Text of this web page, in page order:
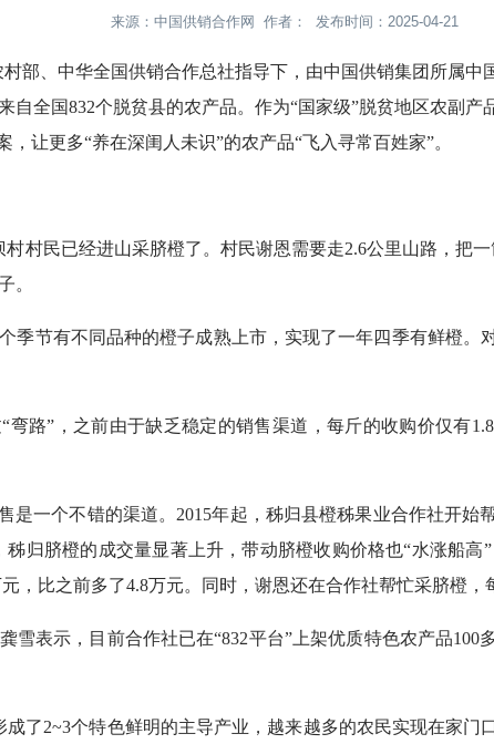
来源：中国供销合作网 作者： 发布时间：2025-04-21
村部、中华全国供销合作总社指导下，由中国供销集团所属
自全国832个脱贫县的农产品。作为“国家级”脱贫地区农副产
让更多“养在深闺人未识”的农产品“飞入寻常百姓家”。
村民已经进山采脐橙了。村民谢恩需要走2.6公里山路，把
。
季节有不同品种的橙子成熟上市，实现了一年四季有鲜橙。
弯路”，之前由于缺乏稳定的销售渠道，每斤的收购价仅有
是一个不错的渠道。2015年起，秭归县橙秭果业合作社开
秭归脐橙的成交量显著上升，带动脐橙收购价格也“水涨船高
，比之前多了4.8万元。同时，谢恩还在合作社帮忙采脐橙，
雪表示，目前合作社已在“832平台”上架优质特色农产品
成了2~3个特色鲜明的主导产业，越来越多的农民实现在家